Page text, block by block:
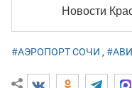
Новости
#АЭРОПОРТ СОЧИ ,